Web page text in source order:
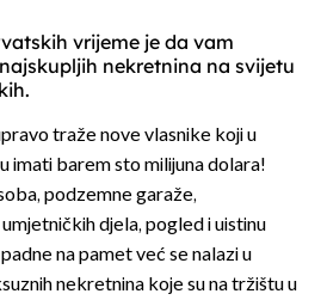
vrijeme je da vam
nekretnina na svijetu
traže nove vlasnike koji u
imati barem sto milijuna dolara!
podzemne garaže,
djela, pogled i uistinu
na pamet već se nalazi u
nekretnina koje su na tržištu u